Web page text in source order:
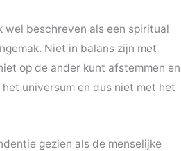
wel beschreven als een spiritual
Niet in balans zijn met
op de ander kunt afstemmen en
universum en dus niet met het
gezien als de menselijke